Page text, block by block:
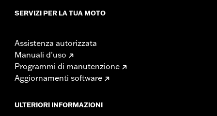
SERVIZI PER LA TUA MOTO
Assistenza autorizzata
Manuali d’uso
Programmi di manutenzione
Aggiornamenti software
ULTERIORI INFORMAZIONI